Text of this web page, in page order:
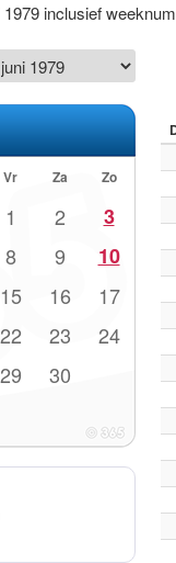
inclusief
Vr Za Zo
1 2 3
8 9 10
15 16 17
22 23 24
29 30